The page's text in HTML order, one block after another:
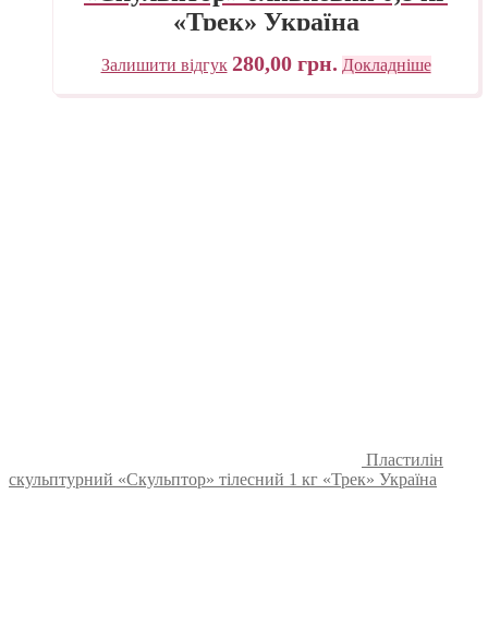
«Трек» Україна
Залишити відгук 280,00 грн. Докладніше
Пластилін
скульптурний «Скульптор» тілесний 1 кг «Трек» Україна